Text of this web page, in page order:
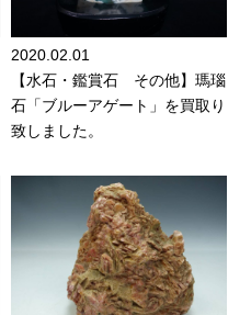
2020.02.01
【水石・鑑賞石 その他】瑪瑙
石「ブルーアゲート」を買取り
致しました。